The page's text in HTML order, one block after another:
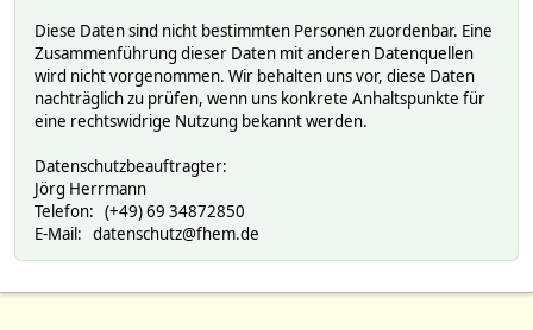
Diese Daten sind nicht bestimmten Personen zuordenbar. Eine
Zusammenführung dieser Daten mit anderen Datenquellen
wird nicht vorgenommen. Wir behalten uns vor, diese Daten
nachträglich zu prüfen, wenn uns konkrete Anhaltspunkte für
eine rechtswidrige Nutzung bekannt werden.
Datenschutzbeauftragter:
Jörg Herrmann
Telefon: (+49) 69 34872850
E-Mail: datenschutz@fhem.de